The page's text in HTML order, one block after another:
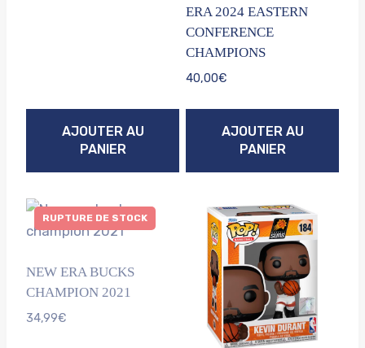
AJOUTER AU
PANIER
ERA 2024 EASTERN
CONFERENCE
CHAMPIONS
40,00€
AJOUTER AU
PANIER
RUPTURE DE STOCK
NEW ERA BUCKS
CHAMPION 2021
34,99€